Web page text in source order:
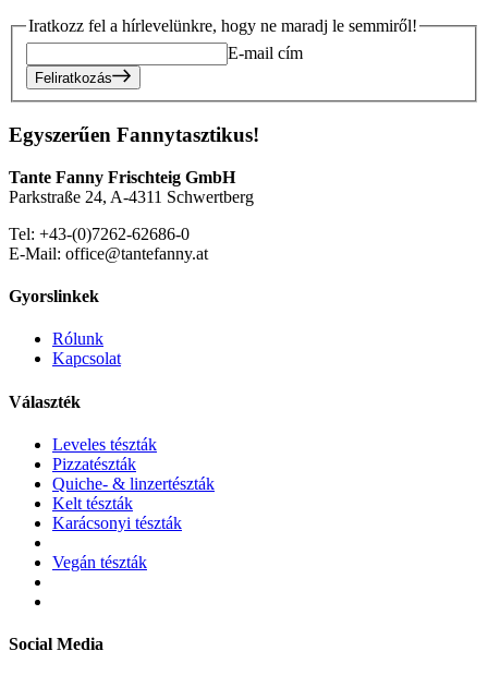
Iratkozz fel a hírlevelünkre, hogy ne maradj le semmiről!
E-mail cím
Feliratkozás
Egyszerűen Fannytasztikus!
Tante Fanny Frischteig GmbH
Parkstraße 24, A-4311 Schwertberg
Tel: +43-(0)7262-62686-0
E-Mail: office@tantefanny.at
Gyorslinkek
Rólunk
Kapcsolat
Választék
Leveles tészták
Pizzatészták
Quiche- & linzertészták
Kelt tészták
Karácsonyi tészták
Vegán tészták
Social Media